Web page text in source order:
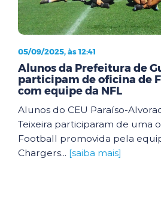
05/09/2025, às 12:41
Alunos da Prefeitura de
participam de oficina de
com equipe da NFL
Alunos do CEU Paraíso-
Teixeira participaram de uma
Football promovida pela
Chargers... [saiba mais]